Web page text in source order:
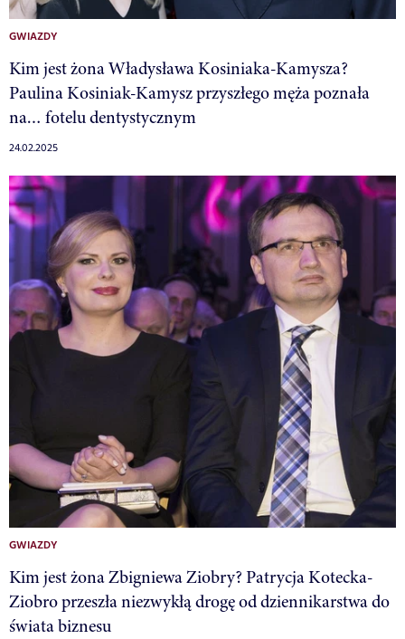
GWIAZDY
Kim jest żona Władysława Kosiniaka-Kamysza?
Paulina Kosiniak-Kamysz przyszłego męża poznała
na… fotelu dentystycznym
24.02.2025
GWIAZDY
Kim jest żona Zbigniewa Ziobry? Patrycja Kotecka-
Ziobro przeszła niezwykłą drogę od dziennikarstwa do
świata biznesu